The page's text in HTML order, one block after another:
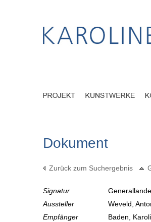
Dokument
Zurück zum Suchergebnis
Signatur
Aussteller
Weveld,
Empfänger
Baden,